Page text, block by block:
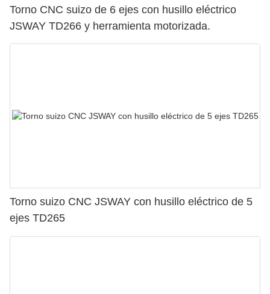
Torno CNC suizo de 6 ejes con husillo eléctrico
JSWAY TD266 y herramienta motorizada.
Torno suizo CNC JSWAY con husillo eléctrico de 5
ejes TD265